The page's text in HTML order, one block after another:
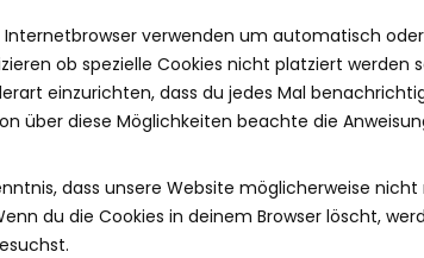
verwenden um automatisch
ob spezielle Cookies nicht platziert werden
einzurichten, dass du jedes Mal
über diese Möglichkeiten beachte die
dass unsere Website möglicherweise
du die Cookies in deinem Browser löscht,